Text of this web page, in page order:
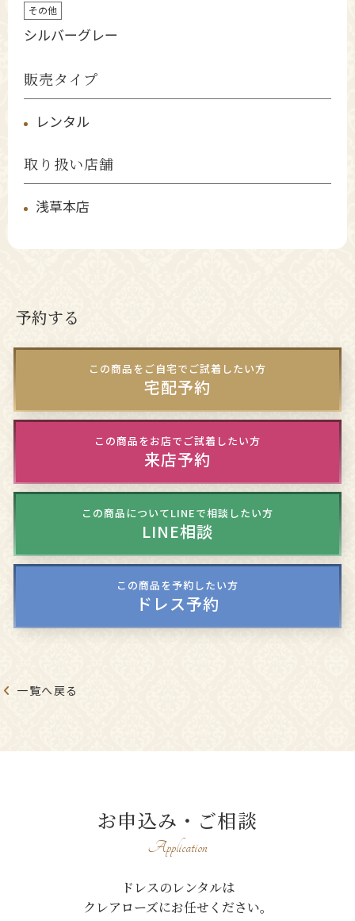
その他
シルバーグレー
販売タイプ
レンタル
取り扱い店舗
浅草本店
予約する
この商品をご自宅でご試着したい方
宅配予約
この商品をお店でご試着したい方
来店予約
この商品についてLINEで相談したい方
LINE相談
この商品を予約したい方
ドレス予約
一覧へ戻る
お申込み・ご相談
Application
ドレスのレンタルは
クレアローズにお任せください。